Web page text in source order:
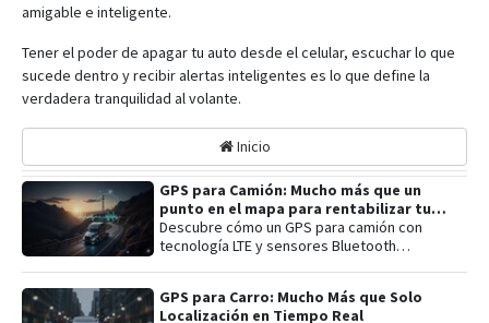
amigable e inteligente.
Tener el poder de apagar tu auto desde el celular, escuchar lo que
sucede dentro y recibir alertas inteligentes es lo que define la
verdadera tranquilidad al volante.
Inicio
GPS para Camión: Mucho más que un
punto en el mapa para rentabilizar tu
flota
Descubre cómo un GPS para camión con
tecnología LTE y sensores Bluetooth
seguridad activa para rentabilizar tu flota.
GPS para Carro: Mucho Más que Solo
Localización en Tiempo Real